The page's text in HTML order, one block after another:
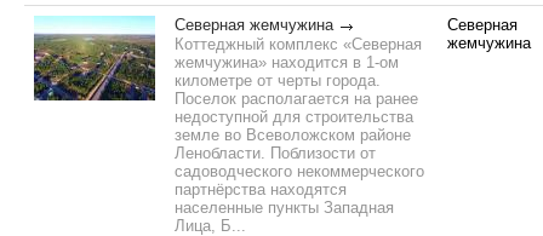
Северная жемчужина
Коттеджный комплекс «Северная
жемчужина» находится в 1-ом
километре от черты города.
Поселок располагается на ранее
недоступной для строительства
земле во Всеволожском районе
Ленобласти. Поблизости от
садоводческого некоммерческого
партнёрства находятся
населенные пункты Западная
Лица, Б...
Северная
жемчужина